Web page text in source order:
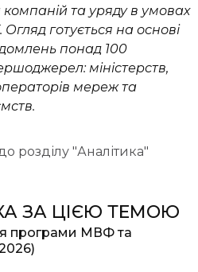
та уряду в умовах
Огляд готується на основі
понад 100
міністерств,
мереж та
розділу "Аналітика"
ЗА ЦІЄЮ ТЕМОЮ
програми МВФ та